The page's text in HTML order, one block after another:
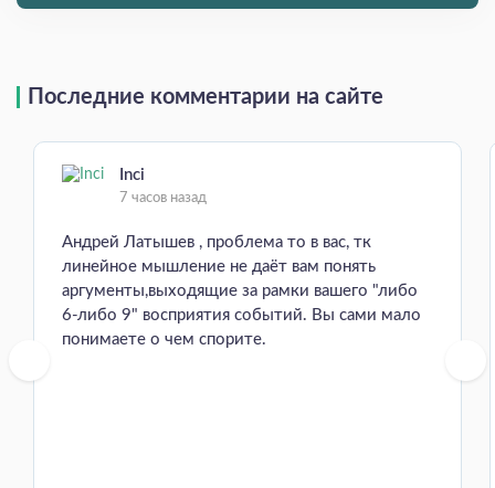
Последние комментарии на сайте
Inci
7 часов назад
Андрей Латышев , проблема то в вас, тк
линейное мышление не даёт вам понять
аргументы,выходящие за рамки вашего "либо
6-либо 9" восприятия событий. Вы сами мало
понимаете о чем спорите.